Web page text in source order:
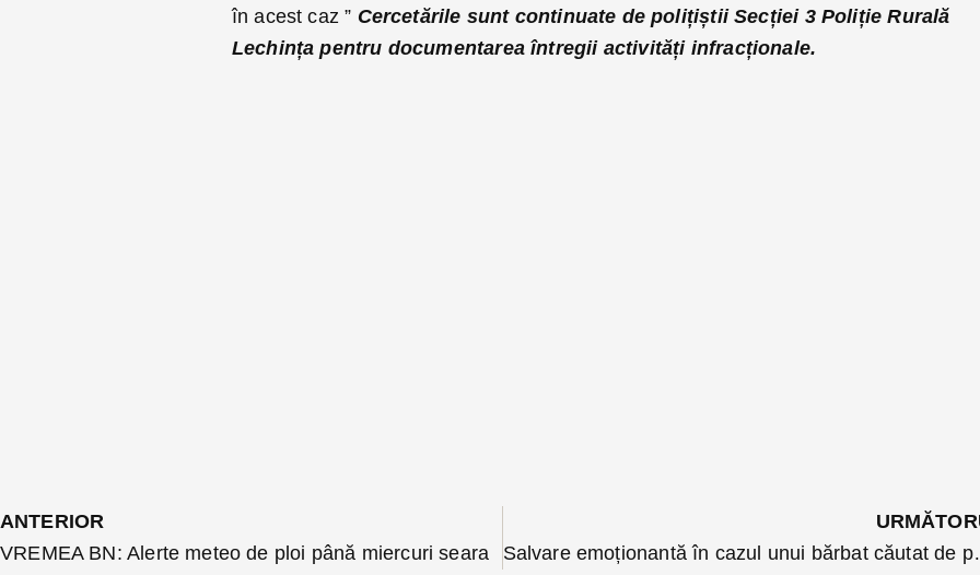
în acest caz ” Cercetările sunt continuate de polițiștii Secției 3 Poliție Rurală
Lechința pentru documentarea întregii activități infracționale.
ANTERIOR
VREMEA BN: Alerte meteo de ploi până miercuri seara
Salvare emoționantă în